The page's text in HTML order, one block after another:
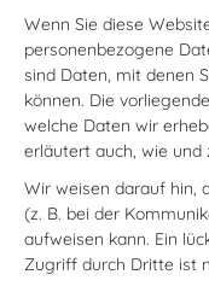
Wenn Sie diese
personenbezogene
sind Daten, mit denen
können. Die
welche Daten wir
erläutert auch, wie und
Wir weisen darauf hin,
(z. B. bei der
aufweisen kann. Ein
Zugriff durch Dritte ist